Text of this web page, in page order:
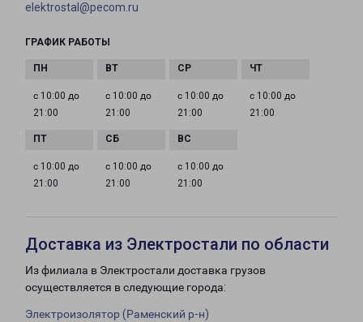
elektrostal@pecom.ru
ГРАФИК РАБОТЫ
с 10:00 до
21:00
с 10:00 до
21:00
с 10:00 до
21:00
с 10:00 до
21:00
с 10:00 до
21:00
с 10:00 до
21:00
с 10:00 до
21:00
Доставка из Электростали по области
Из филиала в Электростали доставка грузов
осуществляется в следующие города:
Электроизолятор (Раменский р-н)